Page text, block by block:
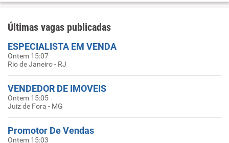
Últimas vagas publicadas
ESPECIALISTA EM VENDA
Ontem 15:07
Rio de Janeiro - RJ
VENDEDOR DE IMOVEIS
Ontem 15:05
Juiz de Fora - MG
Promotor De Vendas
Ontem 15:03